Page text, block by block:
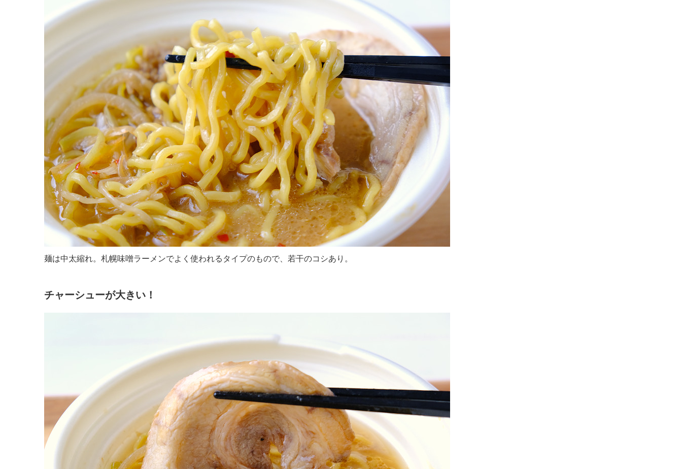
麺は中太縮れ。札幌味噌ラーメンでよく使われるタイプのもので、若干のコシあり。
チャーシューが大きい！